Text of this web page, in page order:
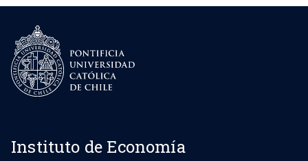
Instituto de Economía